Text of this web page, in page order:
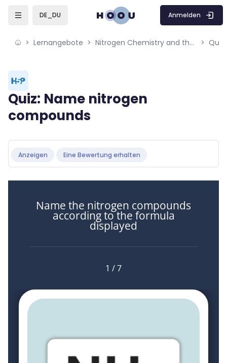
Skip to sidebar navigation menu
Skip to mobile navigation menu
DE_DU Anmelden
Lernangebote Nitrogen Chemistry and the Environment
Blöcke
Quiz: Name nitrogen
compounds
Anzeigen Eine Bewertung erhalten